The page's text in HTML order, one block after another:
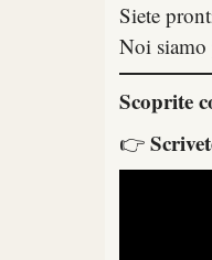
Siete
Noi
Scoprite
👉